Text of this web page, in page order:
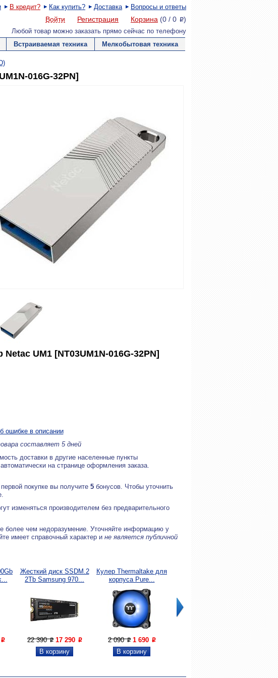
В кредит? Как купить? Доставка Вопросы и ответы
Войти Регистрация Корзина (0 / 0 P)
Любой товар можно заказать прямо сейчас по телефону
Встраиваемая техника Мелкобытовая техника
016G-32PN]
UM1 [NT03UM1N-016G-32PN]
ошибке в описании
составляет 5 дней
доставки в другие населенные пункты
на странице оформления заказа.
покупке вы получите 5 бонусов. Чтобы уточнить
изменяться производителем без предварительного
более чем недоразумение. Уточняйте информацию у
имеет справочный характер и не является публичной
P
Жесткий диск SSDM.2
2Tb Samsung 970...
22 390P 17 290 P
Кулер Thermaltake для
корпуса Pure...
2 090P 1 690 P